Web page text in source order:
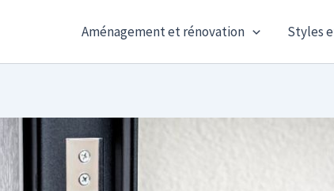
Aménagement et rénovation Styles